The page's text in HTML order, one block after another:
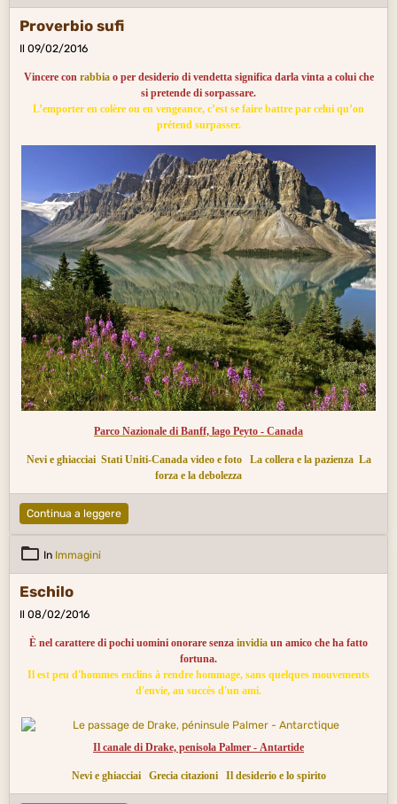
Proverbio sufi
Il 09/02/2016
Vincere con rabbiao per desiderio di vendetta significa darla vinta a colui che
si pretende di sorpassare.
L’emporter en colère ou en vengeance, c’est se faire battre par celui qu’on
prétend surpasser.
Parco Nazionale di Banff, lago Peyto - Canada
Nevi e ghiacciai Stati Uniti-Canada video e foto La collera e la pazienza La
forza e la debolezza
Continua a leggere
In Immagini
Eschilo
Il 08/02/2016
È nel carattere di pochi uomini onorare senza invidia un amico che ha fatto
fortuna.
Il est peu d'hommes enclins à rendre hommage, sans quelques mouvements
d'envie, au succès d'un ami.
Il canale di Drake, penisola Palmer - Antartide
Nevi e ghiacciai Grecia citazioni Il desiderio e lo spirito